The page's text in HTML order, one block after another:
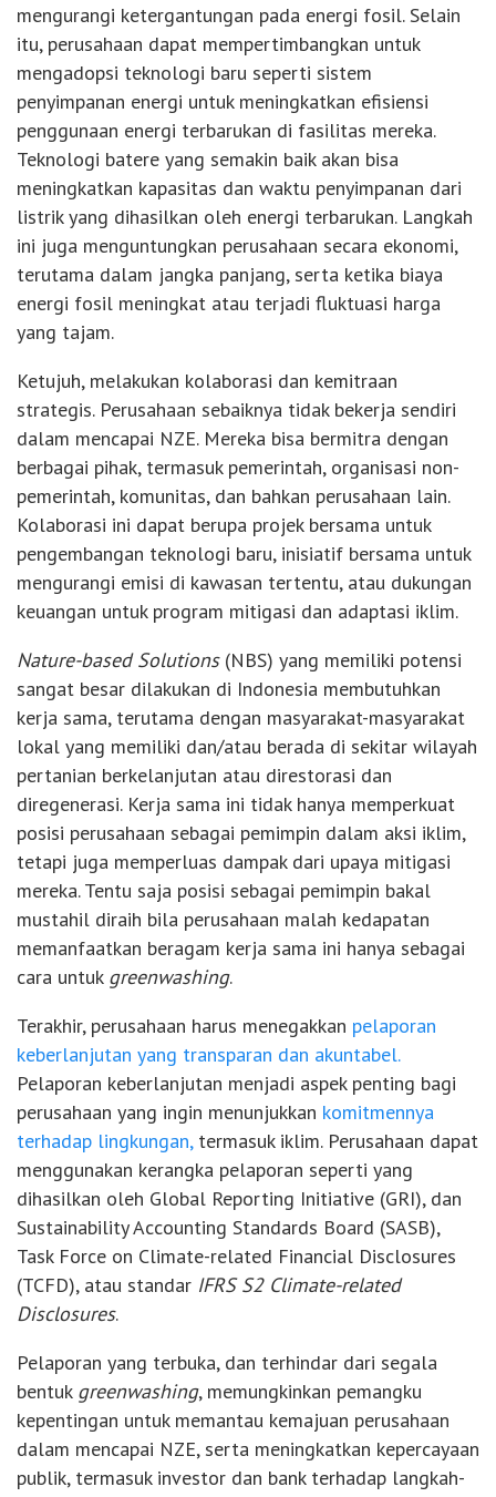
mengurangi ketergantungan pada energi fosil. Selain
itu, perusahaan dapat mempertimbangkan untuk
mengadopsi teknologi baru seperti sistem
penyimpanan energi untuk meningkatkan efisiensi
penggunaan energi terbarukan di fasilitas mereka.
Teknologi batere yang semakin baik akan bisa
meningkatkan kapasitas dan waktu penyimpanan dari
listrik yang dihasilkan oleh energi terbarukan. Langkah
ini juga menguntungkan perusahaan secara ekonomi,
terutama dalam jangka panjang, serta ketika biaya
energi fosil meningkat atau terjadi fluktuasi harga
yang tajam.
Ketujuh, melakukan kolaborasi dan kemitraan
strategis. Perusahaan sebaiknya tidak bekerja sendiri
dalam mencapai NZE. Mereka bisa bermitra dengan
berbagai pihak, termasuk pemerintah, organisasi non-
pemerintah, komunitas, dan bahkan perusahaan lain.
Kolaborasi ini dapat berupa projek bersama untuk
pengembangan teknologi baru, inisiatif bersama untuk
mengurangi emisi di kawasan tertentu, atau dukungan
keuangan untuk program mitigasi dan adaptasi iklim.
Nature-based Solutions(NBS) yang memiliki potensi
sangat besar dilakukan di Indonesia membutuhkan
kerja sama, terutama dengan masyarakat-masyarakat
lokal yang memiliki dan/atau berada di sekitar wilayah
pertanian berkelanjutan atau direstorasi dan
diregenerasi. Kerja sama ini tidak hanya memperkuat
posisi perusahaan sebagai pemimpin dalam aksi iklim,
tetapi juga memperluas dampak dari upaya mitigasi
mereka. Tentu saja posisi sebagai pemimpin bakal
mustahil diraih bila perusahaan malah kedapatan
memanfaatkan beragam kerja sama ini hanya sebagai
cara untuk greenwashing.
Terakhir, perusahaan harus menegakkan pelaporan
keberlanjutan yang transparan dan akuntabel.
Pelaporan keberlanjutan menjadi aspek penting bagi
perusahaan yang ingin menunjukkan komitmennya
terhadap lingkungan, termasuk iklim. Perusahaan dapat
menggunakan kerangka pelaporan seperti yang
dihasilkan oleh Global Reporting Initiative (GRI), dan
Sustainability Accounting Standards Board (SASB),
Task Force on Climate-related Financial Disclosures
(TCFD), atau standar IFRS S2 Climate-related
Disclosures.
Pelaporan yang terbuka, dan terhindar dari segala
bentuk greenwashing, memungkinkan pemangku
kepentingan untuk memantau kemajuan perusahaan
dalam mencapai NZE, serta meningkatkan kepercayaan
publik, termasuk investor dan bank terhadap langkah-